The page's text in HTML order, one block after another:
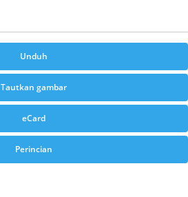
Unduh
Tautkan gambar
eCard
Perincian